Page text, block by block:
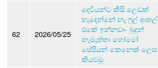
62 2026/05/25
දෙවියන්ට කිසි ලෙඩක්
හැදෙන්නේ නැ ෆුල් ආතල්
එකේ ඉන්නවා- බුදුන්
නැමැත්තා හෝමෝ
සේපියන් කෙනෙක් ලෙස
කියවමු